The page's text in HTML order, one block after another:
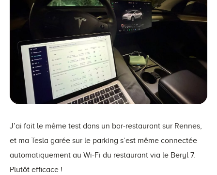
J’ai fait le même test dans un bar-restaurant sur Rennes,
et ma Tesla garée sur le parking s’est même connectée
automatiquement au Wi-Fi du restaurant via le Beryl 7.
Plutôt efficace !